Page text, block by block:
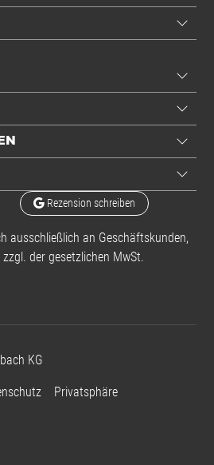
Rezension schreiben
ausschließlich an Geschäftskunden,
der gesetzlichen MwSt.
KG
Privatsphäre